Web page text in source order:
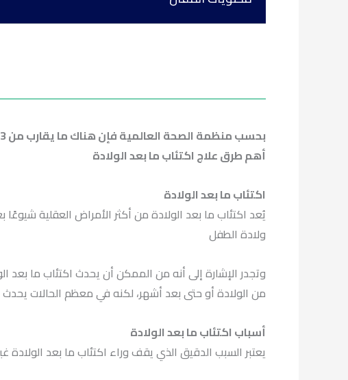
بحسب منظمة الصحة العالمية فإن هناك ما يقارب من 13% من النساء يصبن
أهم طرق علاج اكتئاب ما بعد الولادة
اكتئاب ما بعد الولادة
ولادة الطفل
وتجدر الإشارة إلى أنه من الممكن أن يحدث اكتئاب ما بعد
من الولادة أو حتى بعد أشهر، لكنه في معظم الحالات
أسباب اكتئاب ما بعد الولادة
يعتبر السبب الدقيق الذي يقف وراء اكتئاب ما بعد